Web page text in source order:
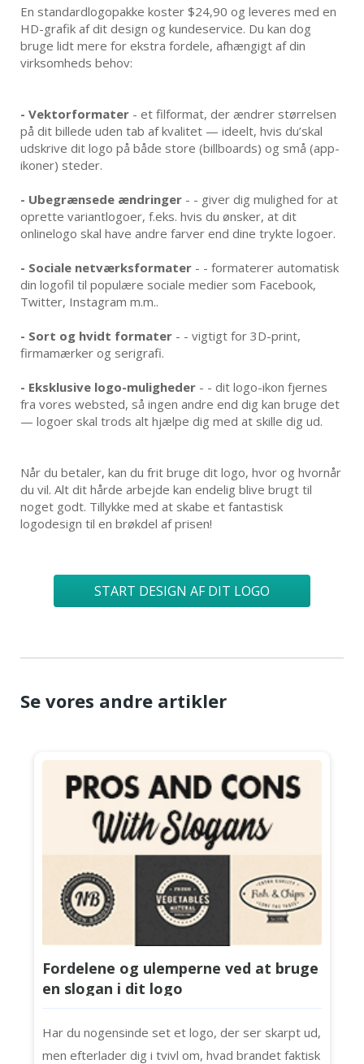
En standardlogopakke koster $24,90 og leveres med en
HD-grafik af dit design og kundeservice. Du kan dog
bruge lidt mere for ekstra fordele, afhængigt af din
virksomheds behov:
- Vektorformater - et filformat, der ændrer størrelsen
på dit billede uden tab af kvalitet — ideelt, hvis du’skal
udskrive dit logo på både store (billboards) og små (app-
ikoner) steder.
- Ubegrænsede ændringer - - giver dig mulighed for at
oprette variantlogoer, f.eks. hvis du ønsker, at dit
onlinelogo skal have andre farver end dine trykte logoer.
- Sociale netværksformater - - formaterer automatisk
din logofil til populære sociale medier som Facebook,
Twitter, Instagram m.m..
- Sort og hvidt formater - - vigtigt for 3D-print,
firmamærker og serigrafi.
- Eksklusive logo-muligheder - - dit logo-ikon fjernes
fra vores websted, så ingen andre end dig kan bruge det
— logoer skal trods alt hjælpe dig med at skille dig ud.
Når du betaler, kan du frit bruge dit logo, hvor og hvornår
du vil. Alt dit hårde arbejde kan endelig blive brugt til
noget godt. Tillykke med at skabe et fantastisk
logodesign til en brøkdel af prisen!
START DESIGN AF DIT LOGO
Se vores andre artikler
Fordelene og ulemperne ved at bruge
en slogan i dit logo
Har du nogensinde set et logo, der ser skarpt ud,
men efterlader dig i tvivl om, hvad brandet faktisk